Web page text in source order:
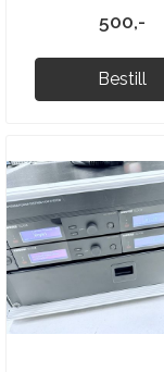
500,-
Bestill